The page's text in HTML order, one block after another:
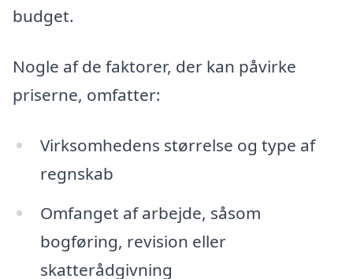
budget.
Nogle af de faktorer, der kan påvirke
priserne, omfatter:
Virksomhedens størrelse og type af
regnskab
Omfanget af arbejde, såsom
bogføring, revision eller
skatterådgivning